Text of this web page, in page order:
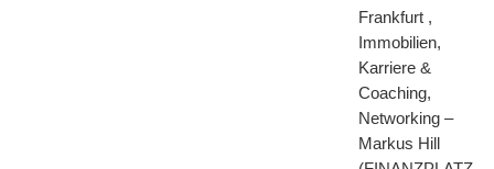
Tannenberg, KUCERA Rechtsanwälte & Veranstaltungshinweis
„Aufziehende Gewitter in der Immobilienwirtschaft“ – 26.9.2022)
Frankfurt ,
Immobilien,
Karriere &
Coaching,
Networking –
Markus Hill